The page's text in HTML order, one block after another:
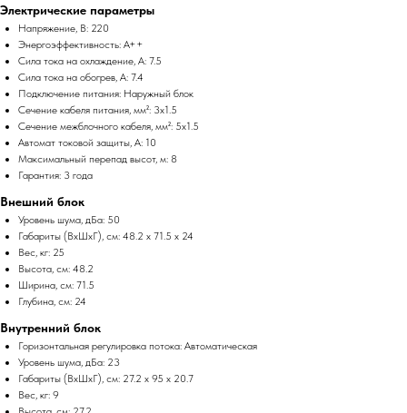
Электрические параметры
Напряжение, В: 220
Энергоэффективность: A++
Сила тока на охлаждение, А: 7.5
Сила тока на обогрев, А: 7.4
Подключение питания: Наружный блок
Сечение кабеля питания, мм²: 3x1.5
Сечение межблочного кабеля, мм²: 5x1.5
Автомат токовой защиты, А: 10
Максимальный перепад высот, м: 8
Гарантия: 3 года
Внешний блок
Уровень шума, дБа: 50
Габариты (ВхШхГ), см: 48.2 x 71.5 x 24
Вес, кг: 25
Высота, см: 48.2
Ширина, см: 71.5
Глубина, см: 24
Внутренний блок
Горизонтальная регулировка потока: Автоматическая
Уровень шума, дБа: 23
Габариты (ВхШхГ), см: 27.2 x 95 x 20.7
Вес, кг: 9